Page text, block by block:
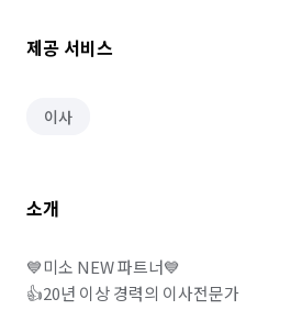
제공 서비스
이사
소개
💙미소 NEW 파트너💙
👍20년 이상 경력의 이사전문가